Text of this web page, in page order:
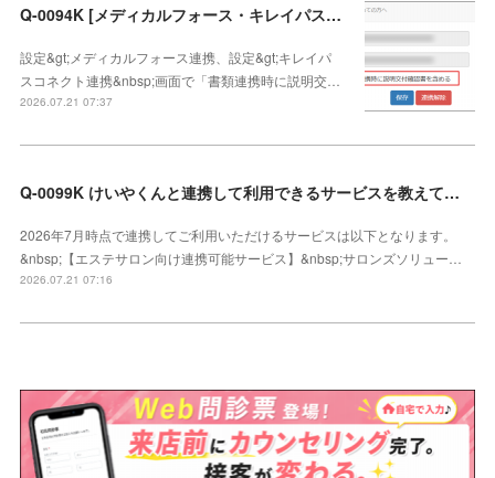
Q-0094K [メディカルフォース・キレイパスコネクト連携]説明交付確認書の連携方法
設定&gt;メディカルフォース連携、設定&gt;キレイパ
スコネクト連携&nbsp;画面で「書類連携時に説明交…
2026.07.21 07:37
Q-0099K けいやくんと連携して利用できるサービスを教えてください
2026年7月時点で連携してご利用いただけるサービスは以下となります。
&nbsp;【エステサロン向け連携可能サービス】&nbsp;サロンズソリュー…
2026.07.21 07:16